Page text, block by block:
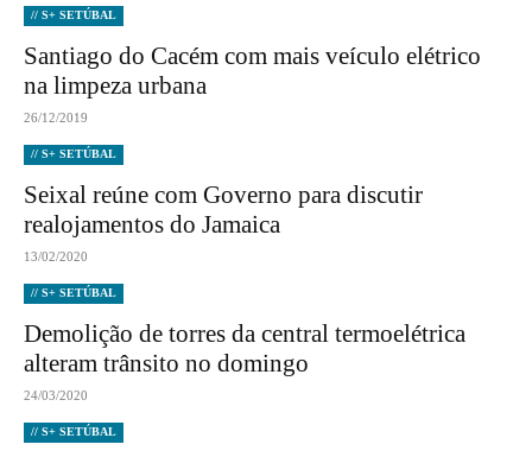
// S+ SETÚBAL
Santiago do Cacém com mais veículo elétrico
na limpeza urbana
26/12/2019
// S+ SETÚBAL
Seixal reúne com Governo para discutir
realojamentos do Jamaica
13/02/2020
// S+ SETÚBAL
Demolição de torres da central termoelétrica
alteram trânsito no domingo
24/03/2020
// S+ SETÚBAL